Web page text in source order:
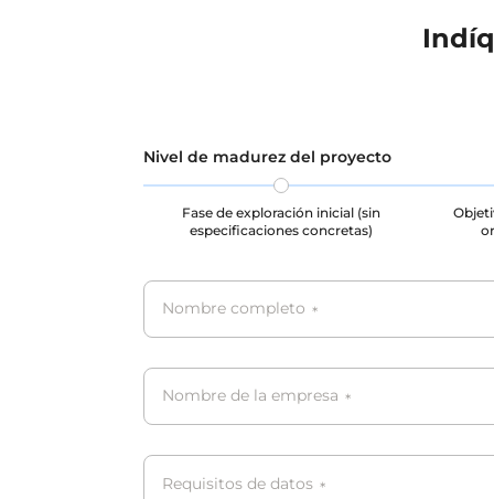
Nivel de madurez del proyecto
Fase de exploración inicial (sin
especificaciones concretas)
Nombre completo *
Nombre de la empresa *
Requisitos de datos *